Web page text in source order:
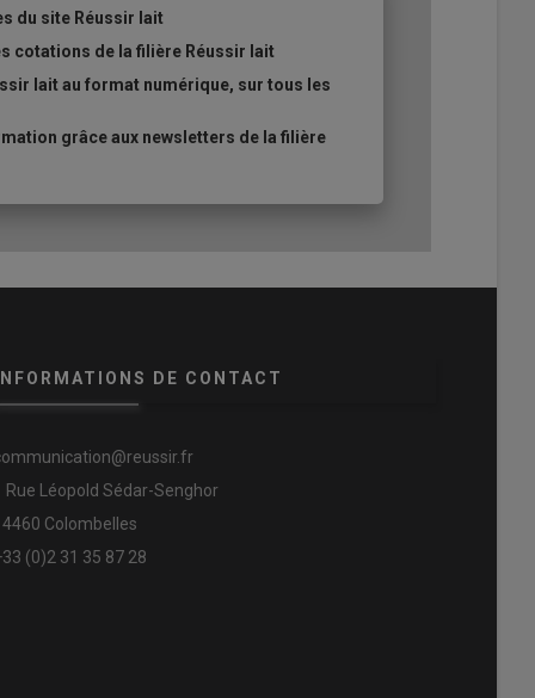
du site Réussir lait
cotations de la filière Réussir lait
lait au format numérique, sur tous les
grâce aux newsletters de la filière
INFORMATIONS DE CONTACT
Rue Léopold Sédar-Senghor
Colombelles
(0)2 31 35 87 28